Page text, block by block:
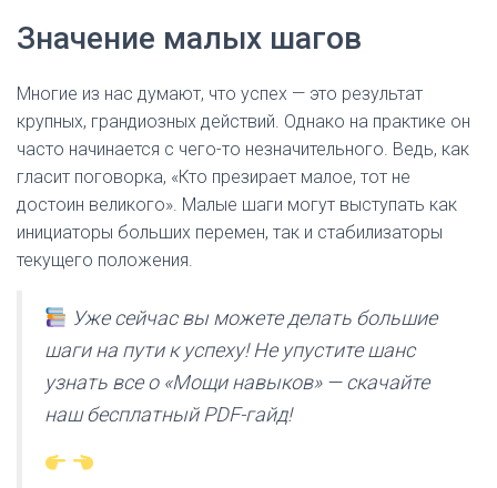
Значение малых шагов
Многие из нас думают, что успех — это результат
крупных, грандиозных действий. Однако на практике он
часто начинается с чего-то незначительного. Ведь, как
гласит поговорка, «Кто презирает малое, тот не
достоин великого». Малые шаги могут выступать как
инициаторы больших перемен, так и стабилизаторы
текущего положения.
Уже сейчас вы можете делать большие
шаги на пути к успеху! Не упустите шанс
узнать все о «Мощи навыков» — скачайте
наш бесплатный PDF-гайд!